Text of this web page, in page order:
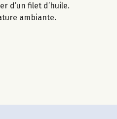
d’un filet d’huile.
ambiante.